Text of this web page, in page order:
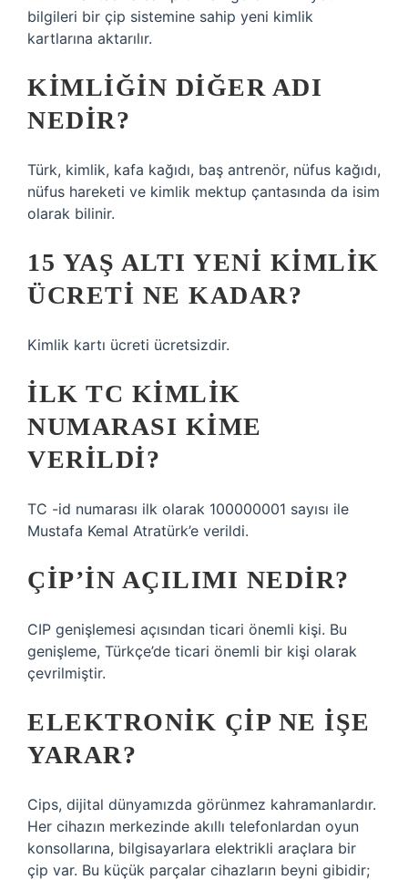
bilgileri bir çip sistemine sahip yeni kimlik
kartlarına aktarılır.
KIMLIĞIN DIĞER ADI
NEDIR?
Türk, kimlik, kafa kağıdı, baş antrenör, nüfus kağıdı,
nüfus hareketi ve kimlik mektup çantasında da isim
olarak bilinir.
15 YAŞ ALTI YENI KIMLIK
ÜCRETI NE KADAR?
Kimlik kartı ücreti ücretsizdir.
İLK TC KIMLIK
NUMARASI KIME
VERILDI?
TC -id numarası ilk olarak 100000001 sayısı ile
Mustafa Kemal Atratürk’e verildi.
ÇIP’IN AÇILIMI NEDIR?
CIP genişlemesi açısından ticari önemli kişi. Bu
genişleme, Türkçe’de ticari önemli bir kişi olarak
çevrilmiştir.
ELEKTRONIK ÇIP NE IŞE
YARAR?
Cips, dijital dünyamızda görünmez kahramanlardır.
Her cihazın merkezinde akıllı telefonlardan oyun
konsollarına, bilgisayarlara elektrikli araçlara bir
çip var. Bu küçük parçalar cihazların beyni gibidir;